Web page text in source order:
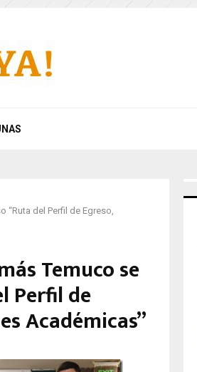
“Ruta del Perfil de Egreso,
Temuco se
Perfil de
Académicas”